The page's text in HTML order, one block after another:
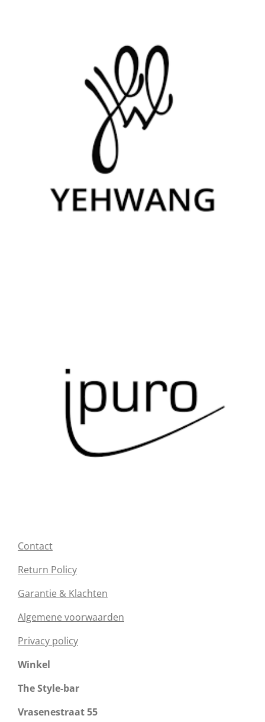
Contact
Return Policy
Garantie & Klachten
Algemene voorwaarden
Privacy policy
Winkel
The Style-bar
Vrasenestraat 55